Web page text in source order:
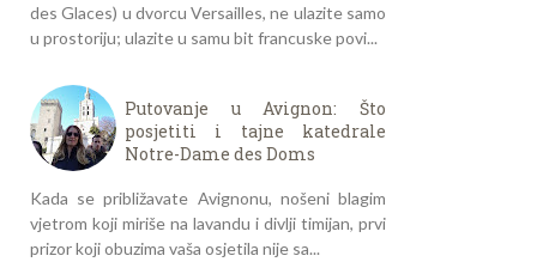
des Glaces) u dvorcu Versailles, ne ulazite samo
u prostoriju; ulazite u samu bit francuske povi...
Putovanje u Avignon: Što
posjetiti i tajne katedrale
Notre-Dame des Doms
Kada se približavate Avignonu, nošeni blagim
vjetrom koji miriše na lavandu i divlji timijan, prvi
prizor koji obuzima vaša osjetila nije sa...